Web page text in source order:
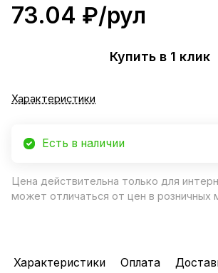
73.04 ₽/рул
Купить в 1 клик
Характеристики
Есть в наличии
Цена действительна только для
может отличаться от цен в розничных
Характеристики Оплата